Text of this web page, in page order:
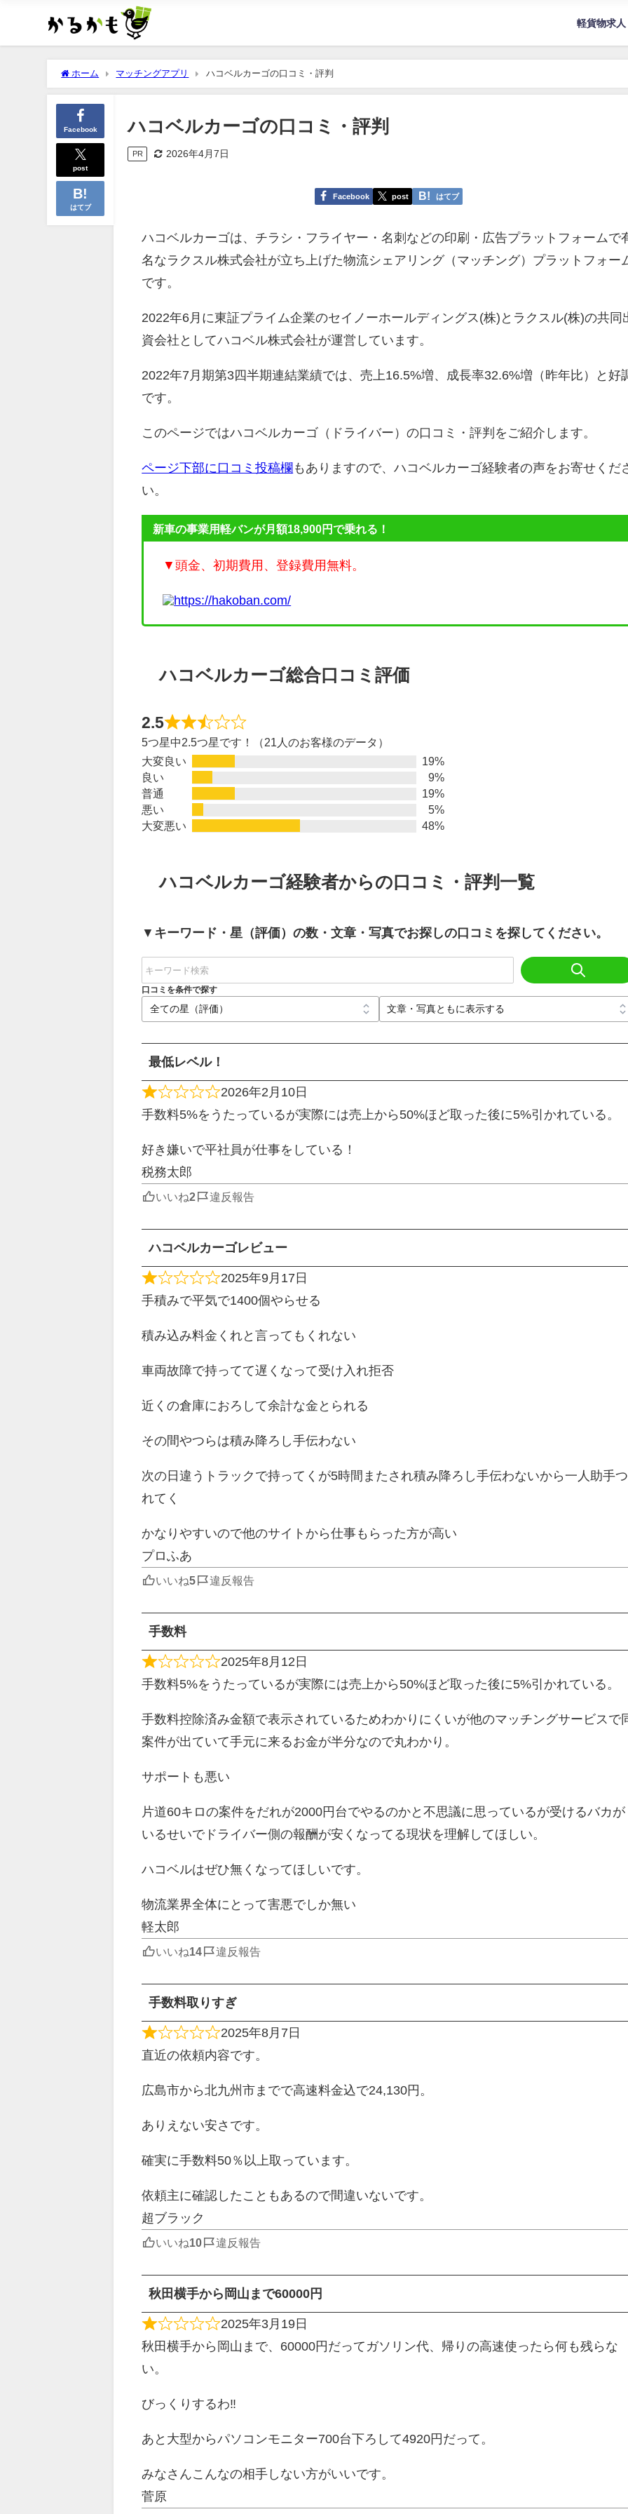
軽貨物求人
ホーム マッチングアプリ ハコベルカーゴの口コミ・評判
Facebook
post
はてブ
ハコベルカーゴの口コミ・評判
PR 2026年4月7日
Facebook post はてブ
ハコベルカーゴは、チラシ・フライヤー・名刺などの印刷・広告プラットフォームで
名なラクスル株式会社が立ち上げた物流シェアリング（マッチング）プラットフォー
です。
2022年6月に東証プライム企業のセイノーホールディングス(株)とラクスル(株)の共同
資会社としてハコベル株式会社が運営しています。
2022年7月期第3四半期連結業績では、売上16.5%増、成長率32.6%増（昨年比）と好
です。
このページではハコベルカーゴ（ドライバー）の口コミ・評判をご紹介します。
ページ下部に口コミ投稿欄 もありますので、ハコベルカーゴ経験者の声をお寄せくだ
い。
新車の事業用軽バンが月額18,900円で乗れる！
▼頭金、初期費用、登録費用無料。
https://hakoban.com/
ハコベルカーゴ総合口コミ評価
2.5
5つ星中2.5つ星です！（21人のお客様のデータ）
大変良い
19%
良い
9%
普通
19%
悪い
5%
大変悪い
48%
ハコベルカーゴ経験者からの口コミ・評判一覧
▼ キーワード・星（評価）の数・文章・写真でお探しの口コミを探してください。
口コミを条件で探す
最低レベル！
2026年2月10日
手数料5%をうたっているが実際には売上から50%ほど取った後に5%引かれている。
好き嫌いで平社員が仕事をしている！
税務太郎
いいね 違反報告
ハコベルカーゴレビュー
2025年9月17日
手積みで平気で1400個やらせる
積み込み料金くれと言ってもくれない
車両故障で持ってて遅くなって受け入れ拒否
近くの倉庫におろして余計な金とられる
その間やつらは積み降ろし手伝わない
次の日違うトラックで持ってくが5時間またされ積み降ろし手伝わないから一人助手つ
れてく
かなりやすいので他のサイトから仕事もらった方が高い
プロふあ
いいね 違反報告
手数料
2025年8月12日
手数料5%をうたっているが実際には売上から50%ほど取った後に5%引かれている。
手数料控除済み金額で表示されているためわかりにくいが他のマッチングサービスで
案件が出ていて手元に来るお金が半分なので丸わかり。
サポートも悪い
片道60キロの案件をだれが2000円台でやるのかと不思議に思っているが受けるバカが
いるせいでドライバー側の報酬が安くなってる現状を理解してほしい。
ハコベルはぜひ無くなってほしいです。
物流業界全体にとって害悪でしか無い
軽太郎
いいね 違反報告
手数料取りすぎ
2025年8月7日
直近の依頼内容です。
広島市から北九州市までで高速料金込で24,130円。
ありえない安さです。
確実に手数料50％以上取っています。
依頼主に確認したこともあるので間違いないです。
超ブラック
いいね 違反報告
秋田横手から岡山まで60000円
2025年3月19日
秋田横手から岡山まで、60000円だってガソリン代、帰りの高速使ったら何も残らな
い。
びっくりするわ‼️
あと大型からパソコンモニター700台下ろして4920円だって。
みなさんこんなの相手しない方がいいです。
菅原